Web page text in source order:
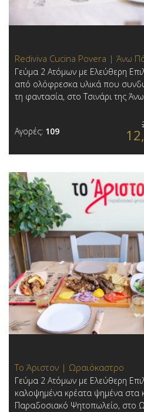
Rediviva Cucina Povera | Άνω
Γεύμα 2 Ατόμων με Ελεύθερη
από ολόφρεσκα υλικά που
τη φαντασία, στο Τσινάρι της
Αγορές: 109
Το Άριστον | Ωραιόκαστρο
Γεύμα 2 Ατόμων με Ελεύθερη
καλοψημένα κρέατα ψημένα στα
Παραδοσιακό Ψητοπωλείο, στo